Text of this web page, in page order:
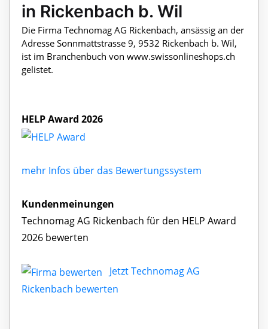
in Rickenbach b. Wil
Die Firma Technomag AG Rickenbach, ansässig an der
Adresse Sonnmattstrasse 9, 9532 Rickenbach b. Wil,
ist im Branchenbuch von www.swissonlineshops.ch
gelistet.
HELP Award 2026
mehr Infos über das Bewertungssystem
Kundenmeinungen
Technomag AG Rickenbach für den HELP Award
2026 bewerten
Jetzt Technomag AG
Rickenbach bewerten